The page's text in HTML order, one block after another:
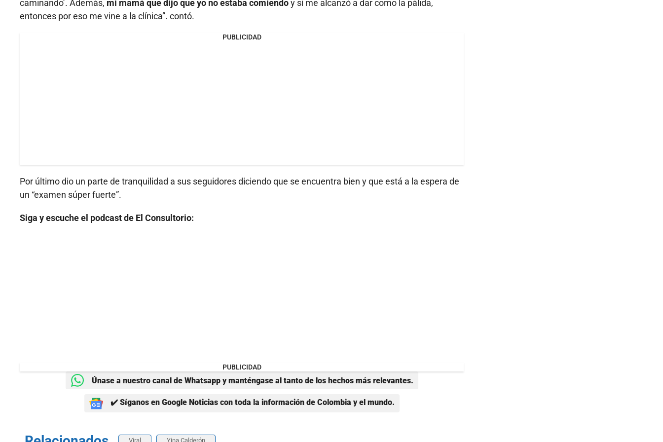
caminando’. Además, mi mamá que dijo que yo no estaba comiendoy sí me alcanzó a dar como la pálida,
entonces por eso me vine a la clínica”. contó.
PUBLICIDAD
Por último dio un parte de tranquilidad a sus seguidores diciendo que se encuentra bien y que está a la espera de
un “examen súper fuerte”.
Siga y escuche el podcast de El Consultorio:
PUBLICIDAD
Únase a nuestro canal de Whatsapp y manténgase al tanto de los hechos más relevantes.
✔️ Síganos en Google Noticias con toda la información de Colombia y el mundo.
Viral Yina Calderón